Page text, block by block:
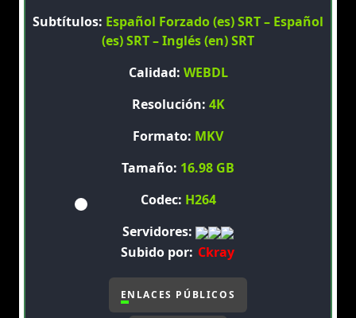
Subtítulos: Español Forzado (es) SRT – Español
(es) SRT – Inglés (en) SRT
Calidad: WEBDL
Resolución: 4K
Formato: MKV
Tamaño: 16.98 GB
Codec: H264
Servidores:
Subido por: Ckray
ENLACES PÚBLICOS